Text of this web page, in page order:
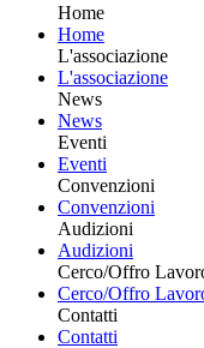
Home
Home
L'associazione
L'associazione
News
News
Eventi
Eventi
Convenzioni
Convenzioni
Audizioni
Audizioni
Cerco/Offro
Cerco/Offro
Contatti
Contatti